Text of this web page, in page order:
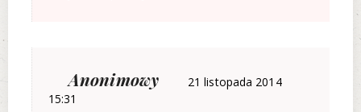
Anonimowy
21 listopada 2014
15:31